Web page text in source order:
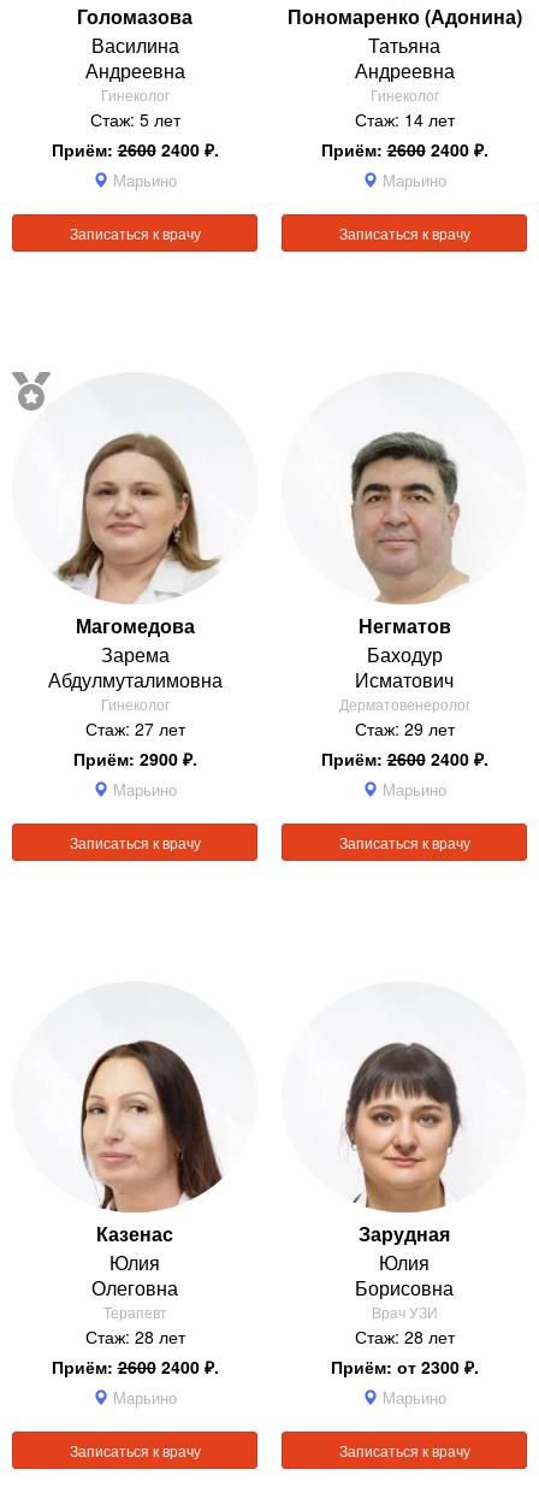
Голомазова
Василина
Андреевна
Гинеколог
Стаж: 5 лет
Приём:26002400 ₽.
Марьино
Записаться к врачу
Пономаренко (Адонина)
Татьяна
Андреевна
Гинеколог
Стаж: 14 лет
Приём:26002400 ₽.
Марьино
Записаться к врачу
Магомедова
Зарема
Абдулмуталимовна
Гинеколог
Стаж: 27 лет
Приём: 2900 ₽.
Марьино
Записаться к врачу
Негматов
Баходур
Исматович
Дерматовенеролог
Стаж: 29 лет
Приём:26002400 ₽.
Марьино
Записаться к врачу
Казенас
Юлия
Олеговна
Терапевт
Стаж: 28 лет
Приём:26002400 ₽.
Марьино
Записаться к врачу
Зарудная
Юлия
Борисовна
Врач УЗИ
Стаж: 28 лет
Приём: от 2300 ₽.
Марьино
Записаться к врачу